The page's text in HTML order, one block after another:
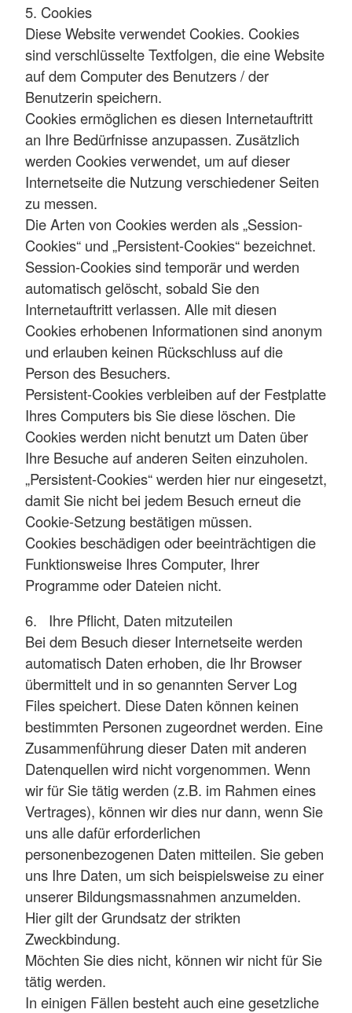
5. Cookies
Diese Website verwendet Cookies. Cookies
sind verschlüsselte Textfolgen, die eine Website
auf dem Computer des Benutzers / der
Benutzerin speichern.
Cookies ermöglichen es diesen Internetauftritt
an Ihre Bedürfnisse anzupassen. Zusätzlich
werden Cookies verwendet, um auf dieser
Internetseite die Nutzung verschiedener Seiten
zu messen.
Die Arten von Cookies werden als „Session-
Cookies“ und „Persistent-Cookies“ bezeichnet.
Session-Cookies sind temporär und werden
automatisch gelöscht, sobald Sie den
Internetauftritt verlassen. Alle mit diesen
Cookies erhobenen Informationen sind anonym
und erlauben keinen Rückschluss auf die
Person des Besuchers.
Persistent-Cookies verbleiben auf der Festplatte
Ihres Computers bis Sie diese löschen. Die
Cookies werden nicht benutzt um Daten über
Ihre Besuche auf anderen Seiten einzuholen.
„Persistent-Cookies“ werden hier nur eingesetzt,
damit Sie nicht bei jedem Besuch erneut die
Cookie-Setzung bestätigen müssen.
Cookies beschädigen oder beeinträchtigen die
Funktionsweise Ihres Computer, Ihrer
Programme oder Dateien nicht.
6. Ihre Pflicht, Daten mitzuteilen
Bei dem Besuch dieser Internetseite werden
automatisch Daten erhoben, die Ihr Browser
übermittelt und in so genannten Server Log
Files speichert. Diese Daten können keinen
bestimmten Personen zugeordnet werden. Eine
Zusammenführung dieser Daten mit anderen
Datenquellen wird nicht vorgenommen. Wenn
wir für Sie tätig werden (z.B. im Rahmen eines
Vertrages), können wir dies nur dann, wenn Sie
uns alle dafür erforderlichen
personenbezogenen Daten mitteilen. Sie geben
uns Ihre Daten, um sich beispielsweise zu einer
unserer Bildungsmassnahmen anzumelden.
Hier gilt der Grundsatz der strikten
Zweckbindung.
Möchten Sie dies nicht, können wir nicht für Sie
tätig werden.
In einigen Fällen besteht auch eine gesetzliche